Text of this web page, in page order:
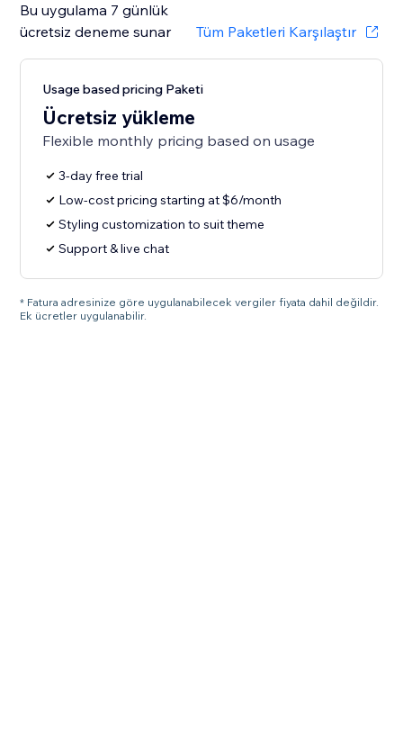
Bu uygulama 7 günlük
ücretsiz deneme sunar
Tüm Paketleri Karşılaştır
Usage based pricing Paketi
Ücretsiz yükleme
Flexible monthly pricing based on usage
3-day free trial
Low-cost pricing starting at $6/month
Styling customization to suit theme
Support & live chat
* Fatura adresinize göre uygulanabilecek vergiler fiyata dahil değildir.
Ek ücretler uygulanabilir.